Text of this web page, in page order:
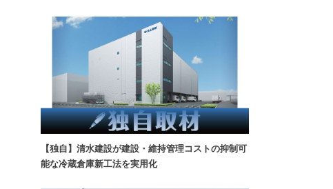
【独自】清水建設が建設・維持管理コストの抑制可
能な冷蔵倉庫新工法を実用化